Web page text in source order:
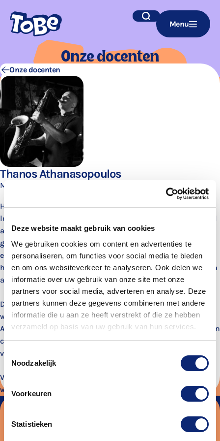
Deze website maakt gebruik van cookies
We gebruiken cookies om content en advertenties te
personaliseren, om functies voor social media te bieden
en om ons websiteverkeer te analyseren. Ook delen we
informatie over uw gebruik van onze site met onze
partners voor social media, adverteren en analyse. Deze
partners kunnen deze gegevens combineren met andere
informatie die u aan ze heeft verstrekt of die ze hebben
verzameld op basis van uw gebruik van hun services.
Toestemmingsselectie
Noodzakelijk
Voorkeuren
Statistieken
Navigatie
overslaan
Zoek Menu
Onze docen­ten
Onze docenten
Hello! Mijn naam is Thanos. Ik ben saxofoon en klarinet
leraar. In 2006 heb ik mijn bachelor en masterdiploma behaald
aan het Koninklijke Conservatorium van Den Haag. Sinds 2000
geef ik les aan saxofoon en klarinetstudenten van alle niveaus
en in alle stijlen. klassiek, jazz en pop. Mijn masterstudie aan
het conservatorium ging over het geven van improvisatie lessen
aan beginners.
Daarnaast speel ik saxofoon in verschillende projecten,
waaronder mijn eigen: The Electric Mandarine en
Athanasopoulos-Pin quartet. Ik heb 3 cd's uitgebracht met eigen
composities. Ook heb ik een boek geschreven met korte
verhalen, maar helaas is dit alleen beschikbaar in het Grieks. :-)
Voor meer info, concertdata enzovoort kun je terecht op
www.thanosmusic.com
Thanos Athanasopoulos
Muziekdocent
Blijf op de hoogte van de leukste
activiteiten en cursussen bij ToBe. Meld